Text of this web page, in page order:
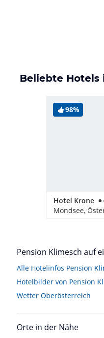
Beliebte Hotels
98%
Hotel Krone
Mondsee,
Pension Klimesch auf
Alle Hotelinfos Pension
Hotelbilder von Pension
Wetter Oberösterreich
Orte in der Nähe